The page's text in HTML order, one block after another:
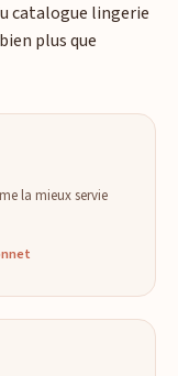
catalogue lingerie
plus que
la mieux servie